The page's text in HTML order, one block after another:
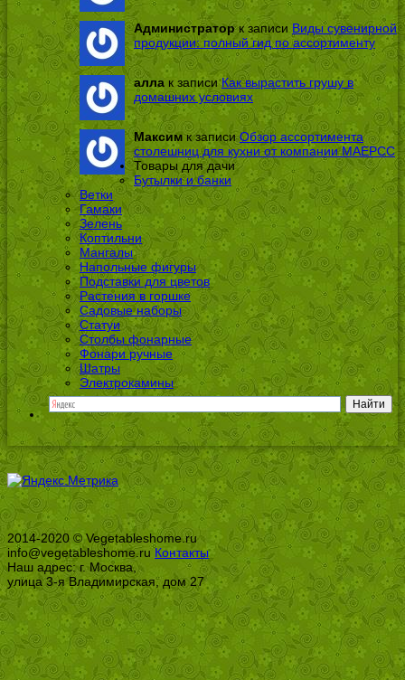
Администраторк записи Виды сувенирной
продукции: полный гид по ассортименту
алла к записиКак вырастить грушу в
домашних условиях
Максимк записиОбзор ассортимента
столешниц для кухни от компании МАЕРСС
Товары для дачи
Бутылки и банки
Ветки
Гамаки
Зелень
Коптильни
Мангалы
Напольные фигуры
Подставки для цветов
Растения в горшке
Садовые наборы
Статуи
Столбы фонарные
Фонари ручные
Шатры
Электрокамины
2014-2020 © Vegetableshome.ru
info@vegetableshome.ruКонтакты
Наш адрес: г. Москва,
улица 3-я Владимирская, дом 27